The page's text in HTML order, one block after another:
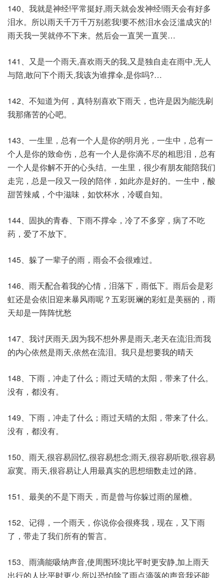
140、我就是神经!平常挺好,雨天就会发神经!雨天会有好多
泪水。所以雨天千万千万别惹我!要不然泪水会泛滥成灾的!
雨天我一哭就停不下来。然后会一直哭一直哭…
141、又是一个雨天,喜欢雨天的我,又是独自走在雨中,无人
与陪,敢问下个雨天,我该为谁撑伞,是你吗?…
142、不知道为何，真特别喜欢下雨天，也许是因为能洗刷
我那痛苦的心吧。
143、一生里，总有一个人是你的明月光，一生中，总有一
个人是你的致命伤，总有一个人是你滴不尽的相思泪，总有
一个人是你解不开的心头结。一生里，很少有朋友能陪我们
走完，总是一段又一段的陪伴，如此亦是好的。一生中，酸
甜苦辣咸，个中滋味，如饮杯水，冷暖自知。
144、固执的青春、下雨不撑伞，冷了不多穿，病了不吃
药，爱了不放下。
145、躲了一辈子的雨，雨会不会很难过。
146、雨天配合着我的心情，泪落下，雨低下。雨后会是彩
虹还是会依旧迎来暴风雨呢？五彩斑斓的彩虹是美丽的，雨
天却是一阵阵忧愁
147、我讨厌雨天,因为我不想外界是雨天,老天在流泪;而我
的内心依然是雨天,依然在流泪。我只是想要我的晴天
148、下雨，冲走了什么；雨过天晴的太阳，带来了什么。
没有，都没有。
149、下雨，冲走了什么；雨过天晴的太阳，带来了什么。
没有，都没有。
150、雨天,很容易回忆,很容易想念;雨天,很容易听歌,很容易
寂寞。雨天,很容易让人用最真实的思想细数走过的路。
151、最美的不是下雨天，而是曾与你躲过雨的屋檐。
152、记得，一个雨天，你说你会很疼我，现在，又下雨
了，带走了我们所有的誓言。
153、雨滴能吸纳声音,使周围环境比平时更安静,加上雨天
出行的人比平时更少,所以恐怕除了雨点滴落的声音我还能